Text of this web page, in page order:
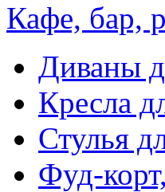
Кафе, бар,
Диваны
Кресла
Стулья
Фуд-